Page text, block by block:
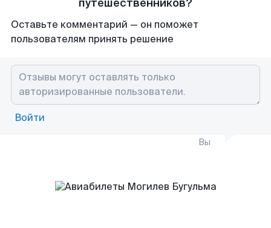
путешественников?
Оставьте комментарий — он поможет
пользователям принять решение
Войти
Вы